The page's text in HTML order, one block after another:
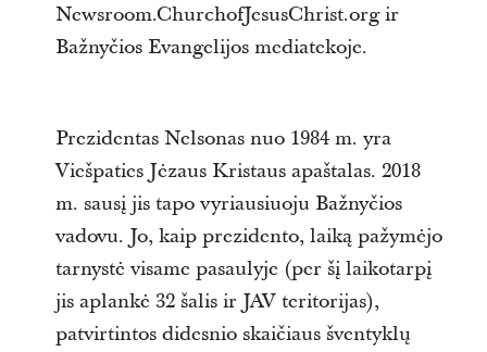
Newsroom.ChurchofJesusChrist.org ir
Bažnyčios Evangelijos mediatekoje.
Prezidentas Nelsonas nuo 1984 m. yra
Viešpaties Jėzaus Kristaus apaštalas. 2018
m. sausį jis tapo vyriausiuoju Bažnyčios
vadovu. Jo, kaip prezidento, laiką pažymėjo
tarnystė visame pasaulyje (per šį laikotarpį
jis aplankė 32 šalis ir JAV teritorijas),
patvirtintos didesnio skaičiaus šventyklų